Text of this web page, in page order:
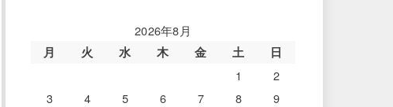
2026年8月
月 火 水 木 金 土 日
1
2
3
4 5 6 7 8
9